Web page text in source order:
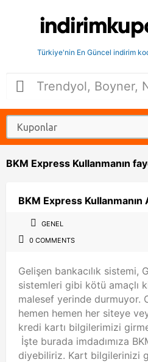
Türkiye'nin En Güncel indirim
BKM Express Kullanmanın
BKM Express Kullanmanın
GENEL
0 COMMENTS
Gelişen bankacılık sistemi,
sistemleri gibi kötü amaçlı
malesef yerinde durmuyor.
hemen hemen her siteye
kredi kartı bilgilerimizi
İşte burada imdadımıza
diyebiliriz. Kart bilgilerinizi